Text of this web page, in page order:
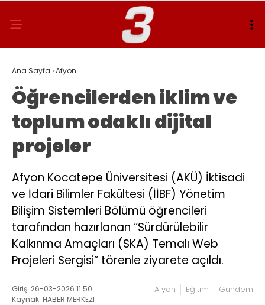
Ana Sayfa ›Afyon
Öğrencilerden iklim ve
toplum odaklı dijital
projeler
Afyon Kocatepe Üniversitesi (AKÜ) İktisadi
ve İdari Bilimler Fakültesi (İİBF) Yönetim
Bilişim Sistemleri Bölümü öğrencileri
tarafından hazırlanan “Sürdürülebilir
Kalkınma Amaçları (SKA) Temalı Web
Projeleri Sergisi” törenle ziyarete açıldı.
Giriş: 26-03-2026 11:50
Kaynak: HABER MERKEZI
Afyon Eğitim Gündem